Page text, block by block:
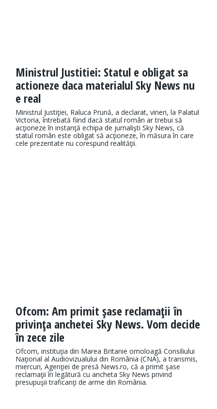
Ministrul Justitiei: Statul e obligat sa
actioneze daca materialul Sky News nu
e real
Ministrul Justiţiei, Raluca Prună, a declarat, vineri, la Palatul
Victoria, întrebată fiind dacă statul român ar trebui să
acţioneze în instanţă echipa de jurnalişti Sky News, că
statul român este obligat să acţioneze, în măsura în care
cele prezentate nu corespund realităţii.
Ofcom: Am primit şase reclamaţii în
privinţa anchetei Sky News. Vom decide
în zece zile
Ofcom, instituţia din Marea Britanie omoloagă Consiliului
Naţional al Audiovizualului din România (CNA), a transmis,
miercuri, Agenţiei de presă News.ro, că a primit şase
reclamaţii în legătură cu ancheta Sky News privind
presupuşii traficanţi de arme din România.